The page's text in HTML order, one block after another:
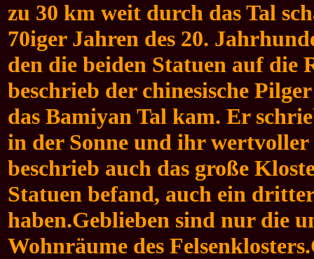
zu 30 km weit durch das Tal
70iger Jahren des 20.
den die beiden Statuen auf die
beschrieb der chinesische
das Bamiyan Tal kam. Er
in der Sonne und ihr
beschrieb auch das große
Statuen befand, auch ein
haben.Geblieben sind nur die
Wohnräume des